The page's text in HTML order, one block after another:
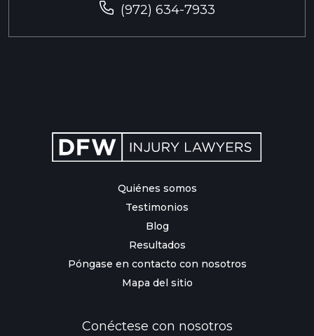
(972) 634-7933
Quiénes somos
Testimonios
Blog
Resultados
Póngase en contacto con nosotros
Mapa del sitio
Conéctese con nosotros